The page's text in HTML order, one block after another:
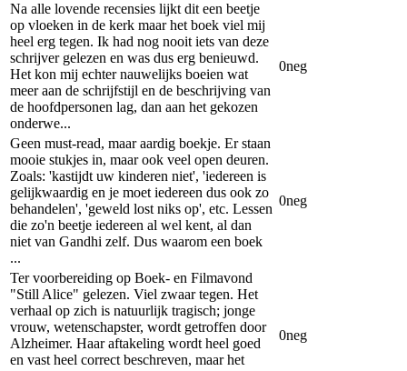
Na alle lovende recensies lijkt dit een beetje
op vloeken in de kerk maar het boek viel mij
heel erg tegen. Ik had nog nooit iets van deze
schrijver gelezen en was dus erg benieuwd.
Het kon mij echter nauwelijks boeien wat
meer aan de schrijfstijl en de beschrijving van
de hoofdpersonen lag, dan aan het gekozen
onderwe...
0neg
Geen must-read, maar aardig boekje. Er staan
mooie stukjes in, maar ook veel open deuren.
Zoals: 'kastijdt uw kinderen niet', 'iedereen is
gelijkwaardig en je moet iedereen dus ook zo
behandelen', 'geweld lost niks op', etc. Lessen
die zo'n beetje iedereen al wel kent, al dan
niet van Gandhi zelf. Dus waarom een boek
...
0neg
Ter voorbereiding op Boek- en Filmavond
"Still Alice" gelezen. Viel zwaar tegen. Het
verhaal op zich is natuurlijk tragisch; jonge
vrouw, wetenschapster, wordt getroffen door
Alzheimer. Haar aftakeling wordt heel goed
en vast heel correct beschreven, maar het
0neg